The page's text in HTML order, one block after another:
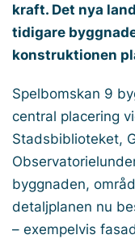
kraft. Det nya
tidigare
konstruktionen
Spelbomskan 9
central placering
Stadsbiblioteket,
byggnaden,
detaljplanen nu
– exempelvis